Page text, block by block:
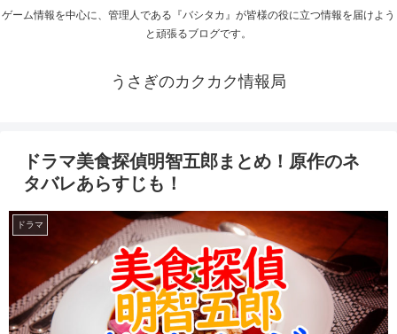
ゲーム情報を中心に、管理人である『バシタカ』が皆様の役に立つ情報を届けよう
と頑張るブログです。
うさぎのカクカク情報局
ドラマ美食探偵明智五郎まとめ！原作のネ
タバレあらすじも！
ドラマ